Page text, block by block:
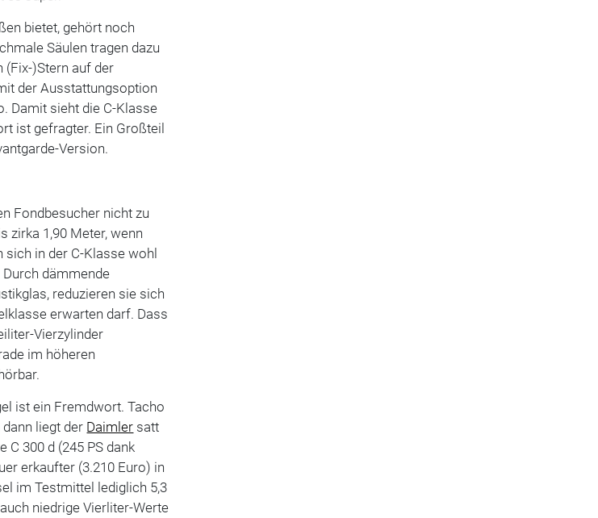
bietet, gehört noch
Säulen tragen dazu
(Fix-)Stern auf der
der Ausstattungsoption
Damit sieht die C-Klasse
ist gefragter. Ein Großteil
Version.
Fondbesucher nicht zu
zirka 1,90 Meter, wenn
sich in der C-Klasse wohl
dämmende
reduzieren sie sich
erwarten darf. Dass
Vierzylinder
im höheren
ist ein Fremdwort. Tacho
liegt der Daimler satt
C 300 d (245 PS dank
erkaufter (3.210 Euro) in
im Testmittel lediglich 5,3
niedrige Vierliter-Werte